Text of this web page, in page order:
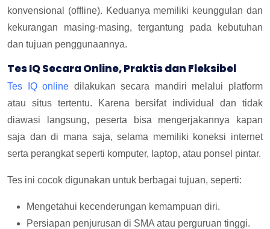
konvensional (offline). Keduanya memiliki keunggulan dan
kekurangan masing-masing, tergantung pada kebutuhan
dan tujuan penggunaannya.
Tes IQ Secara Online, Praktis dan Fleksibel
Tes IQ online dilakukan secara mandiri melalui platform
atau situs tertentu. Karena bersifat individual dan tidak
diawasi langsung, peserta bisa mengerjakannya kapan
saja dan di mana saja, selama memiliki koneksi internet
serta perangkat seperti komputer, laptop, atau ponsel pintar.
Tes ini cocok digunakan untuk berbagai tujuan, seperti:
Mengetahui kecenderungan kemampuan diri.
Persiapan penjurusan di SMA atau perguruan tinggi.